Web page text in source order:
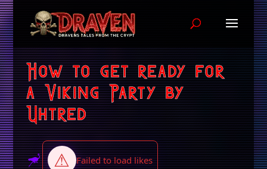
How to get ready for
a Viking Party by
Uhtred